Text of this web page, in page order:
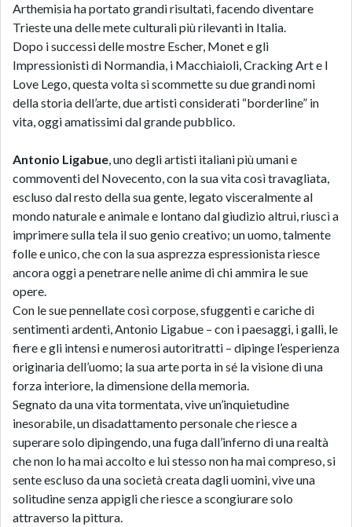
Arthemisia ha portato grandi risultati, facendo diventare
Trieste una delle mete culturali più rilevanti in Italia.
Dopo i successi delle mostre Escher, Monet e gli
Impressionisti di Normandia, i Macchiaioli, Cracking Art e I
Love Lego, questa volta si scommette su due grandi nomi
della storia dell’arte, due artisti considerati “borderline” in
vita, oggi amatissimi dal grande pubblico.
Antonio Ligabue, uno degli artisti italiani più umani e
commoventi del Novecento, con la sua vita così travagliata,
escluso dal resto della sua gente, legato visceralmente al
mondo naturale e animale e lontano dal giudizio altrui, riuscì a
imprimere sulla tela il suo genio creativo; un uomo, talmente
folle e unico, che con la sua asprezza espressionista riesce
ancora oggi a penetrare nelle anime di chi ammira le sue
opere.
Con le sue pennellate così corpose, sfuggenti e cariche di
sentimenti ardenti, Antonio Ligabue – con i paesaggi, i galli, le
fiere e gli intensi e numerosi autoritratti – dipinge l’esperienza
originaria dell’uomo; la sua arte porta in sé la visione di una
forza interiore, la dimensione della memoria.
Segnato da una vita tormentata, vive un’inquietudine
inesorabile, un disadattamento personale che riesce a
superare solo dipingendo, una fuga dall’inferno di una realtà
che non lo ha mai accolto e lui stesso non ha mai compreso, si
sente escluso da una società creata dagli uomini, vive una
solitudine senza appigli che riesce a scongiurare solo
attraverso la pittura.